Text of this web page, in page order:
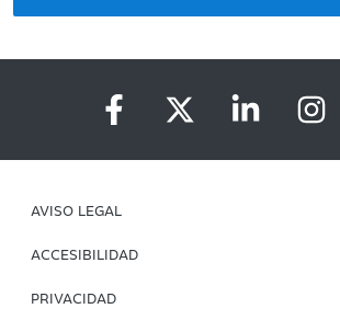
AVISO LEGAL
ACCESIBILIDAD
PRIVACIDAD